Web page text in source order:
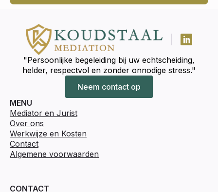
"Persoonlijke begeleiding bij uw echtscheiding,
helder, respectvol en zonder onnodige stress."
Neem contact op
MENU
Mediator en Jurist
Over ons
Werkwijze en Kosten
Contact
Algemene voorwaarden
CONTACT